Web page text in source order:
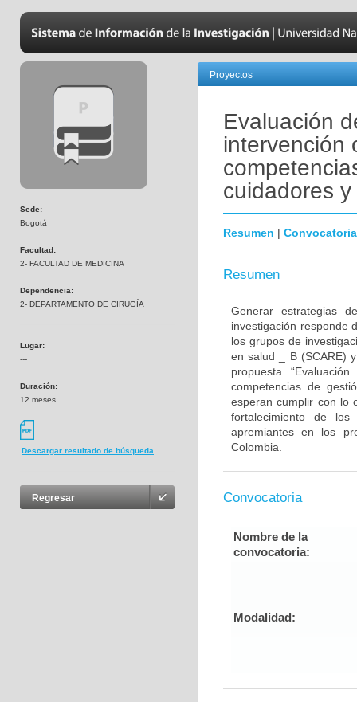
Sede:
Bogotá
Facultad:
2- FACULTAD DE MEDICINA
Dependencia:
2- DEPARTAMENTO DE CIRUGÍA
Lugar:
---
Duración:
12 meses
Descargar resultado de búsqueda
Regresar
Proyectos
Evaluación
intervención
cuidadores
Resumen | Convocatoria
Resumen
Generar estrategias
investigación responde
los grupos de
en salud _ B (SCARE)
propuesta
competencias de
esperan cumplir con lo
fortalecimiento de
apremiantes en los
Colombia.
Convocatoria
Nombre de la
convocatoria:
Modalidad: